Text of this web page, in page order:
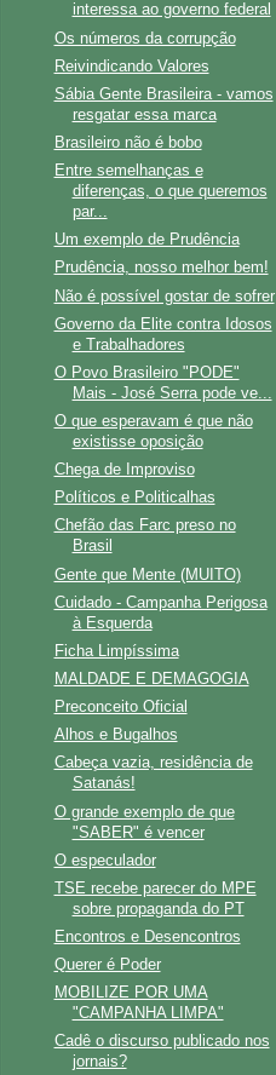
interessa ao governo federal
Os números da corrupção
Reivindicando Valores
Sábia Gente Brasileira - vamos
resgatar essa marca
Brasileiro não é bobo
Entre semelhanças e
diferenças, o que queremos
par...
Um exemplo de Prudência
Prudência, nosso melhor bem!
Não é possível gostar de sofrer
Governo da Elite contra Idosos
e Trabalhadores
O Povo Brasileiro "PODE"
Mais - José Serra pode ve...
O que esperavam é que não
existisse oposição
Chega de Improviso
Políticos e Politicalhas
Chefão das Farc preso no
Brasil
Gente que Mente (MUITO)
Cuidado - Campanha Perigosa
à Esquerda
Ficha Limpíssima
MALDADE E DEMAGOGIA
Preconceito Oficial
Alhos e Bugalhos
Cabeça vazia, residência de
Satanás!
O grande exemplo de que
"SABER" é vencer
O especulador
TSE recebe parecer do MPE
sobre propaganda do PT
Encontros e Desencontros
Querer é Poder
MOBILIZE POR UMA
"CAMPANHA LIMPA"
Cadê o discurso publicado nos
jornais?